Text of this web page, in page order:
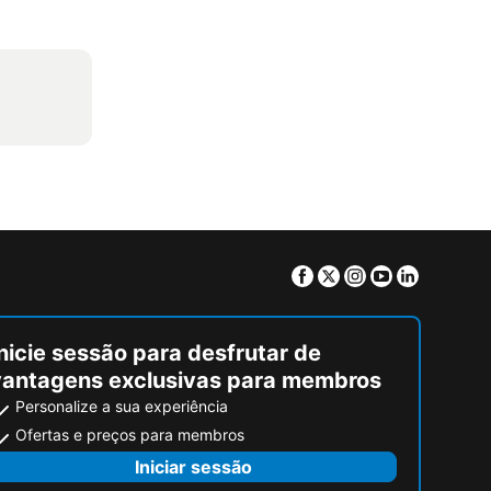
Facebook
TwitterInstagram
Youtube
sessão para desfrutar de
exclusivas para membros
Personalize a sua experiência
Ofertas e preços para membros
Iniciar sessão